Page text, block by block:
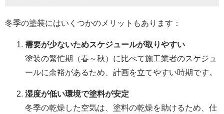
冬季の塗装にはいくつかのメリットもあります：
需要が少ないためスケジュールが取りやすい
塗装の繁忙期（春～秋）に比べて施工業者のスケジュ
ールに余裕があるため、計画を立てやすい時期です。
湿度が低い環境で塗料が安定
冬季の乾燥した空気は、塗料の乾燥を助けるため、仕